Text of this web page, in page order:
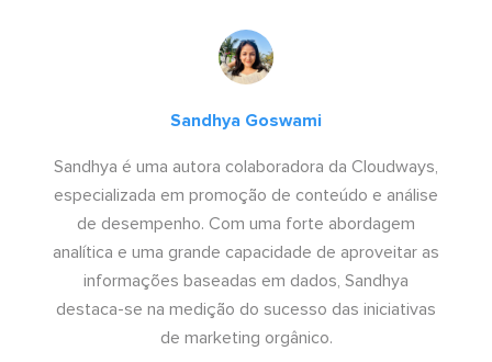
Sandhya Goswami
Sandhya é uma autora colaboradora da Cloudways,
especializada em promoção de conteúdo e análise
de desempenho. Com uma forte abordagem
analítica e uma grande capacidade de aproveitar as
informações baseadas em dados, Sandhya
destaca-se na medição do sucesso das iniciativas
de marketing orgânico.